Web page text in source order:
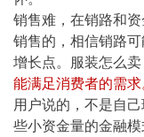
销售难，在销路和
销售的，相信销路
增长点。服装怎么卖
能满足消费者的需求
用户说的，不是自
些小资金量的金融模